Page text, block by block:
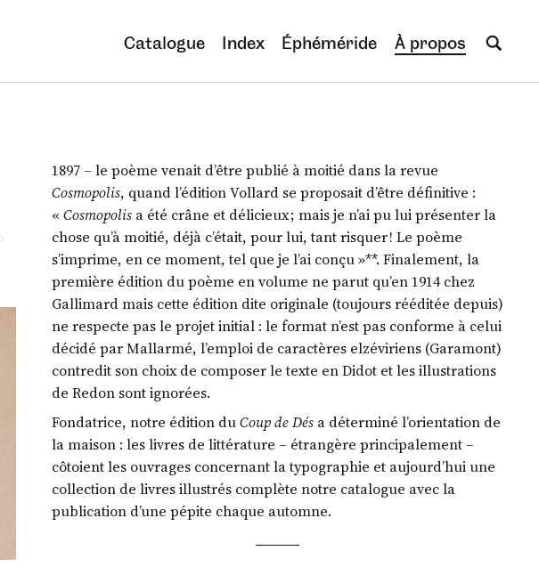
Catalogue Index Éphéméride À propos
1897 – le poème venait d’être publié à moitié dans la revue
Cosmopolis, quand l’édition Vollard se proposait d’être définitive :
« Cosmopolisa été crâne et délicieux ; mais je n’ai pu lui présenter la
chose qu’à moitié, déjà c’était, pour lui, tant risquer ! Le poème
s’imprime, en ce moment, tel que je l’ai conçu »**. Finalement, la
première édition du poème en volume ne parut qu’en 1914 chez
Gallimard mais cette édition dite originale (toujours rééditée depuis)
ne respecte pas le projet initial : le format n’est pas conforme à celui
décidé par Mallarmé, l’emploi de caractères elzéviriens (Garamont)
contredit son choix de composer le texte en Didot et les illustrations
de Redon sont ignorées.
Fondatrice, notre édition duCoup de Désa déterminé l’orientation de
la maison : les livres de littérature – étrangère principalement –
côtoient les ouvrages concernant la typographie et aujourd’hui une
collection de livres illustrés complète notre catalogue avec la
publication d’une pépite chaque automne.